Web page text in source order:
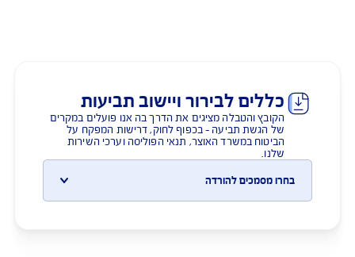
תיקון במוסך שאינו בהסדר – חלופות לטיפול
ומשמעויות